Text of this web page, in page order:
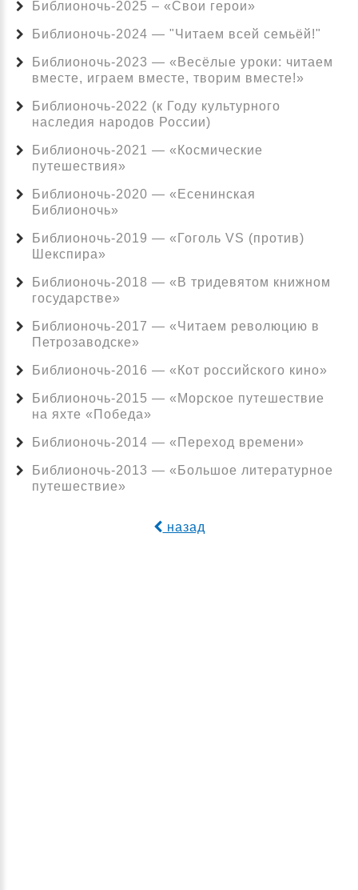
Библионочь-2025 – «Свои герои»
Библионочь-2024 — "Читаем всей семьёй!"
Библионочь-2023 — «Весёлые уроки: читаем
вместе, играем вместе, творим вместе!»
Библионочь-2022 (к Году культурного
наследия народов России)
Библионочь-2021 — «Космические
путешествия»
Библионочь-2020 — «Есенинская
Библионочь»
Библионочь-2019 — «Гоголь VS (против)
Шекспира»
Библионочь-2018 — «В тридевятом книжном
государстве»
Библионочь-2017 — «Читаем революцию в
Петрозаводске»
Библионочь-2016 — «Кот российского кино»
Библионочь-2015 — «Морское путешествие
на яхте «Победа»
Библионочь-2014 — «Переход времени»
Библионочь-2013 — «Большое литературное
путешествие»
назад